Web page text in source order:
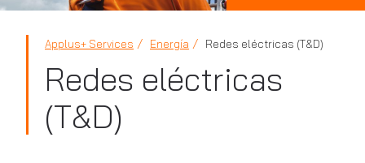
Applus+ Services Energía Redes eléctricas (T&D)
Redes eléctricas
(T&D)